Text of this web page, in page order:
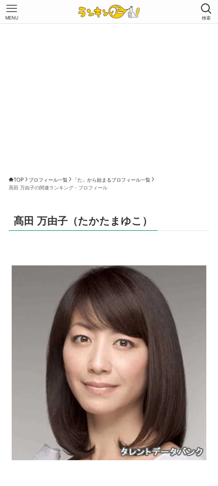
検索
MENU
TOP プロフィール一覧
「た」から始まるプロフィール一覧
髙田 万由子の関連ランキング・プロフィール
髙田 万由子（たかたまゆこ）